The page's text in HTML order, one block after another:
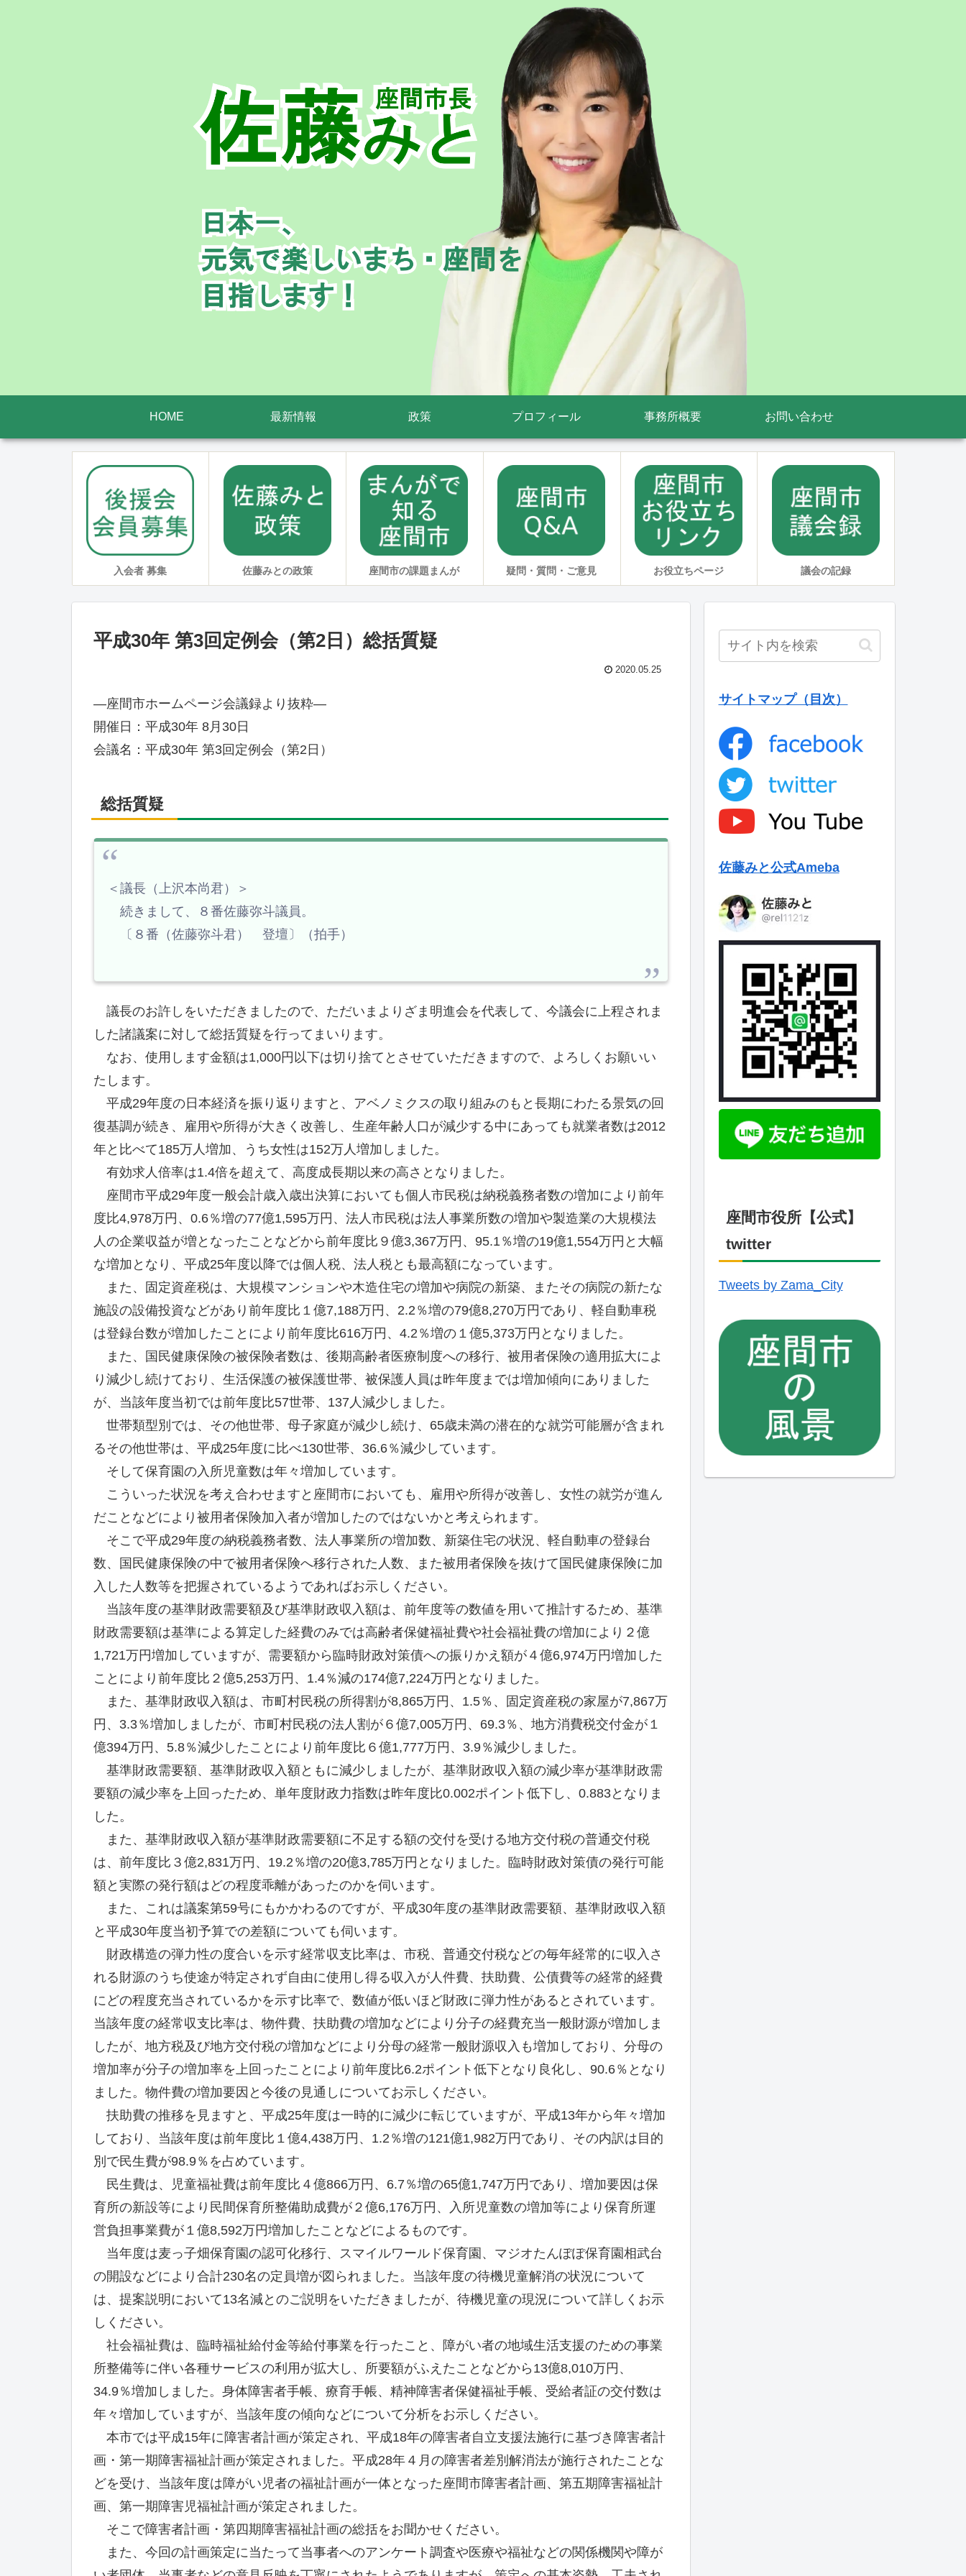
HOME 最新情報 政策 プロフィール 事務所概要 お問い合わせ
入会者 募集 佐藤みとの政策 座間市の課題まんが 疑問・質問・ご意見 お役立ちページ 議会の記録
平成30年 第3回定例会（第2日）総括質疑
2020.05.25
—座間市ホームページ会議録より抜粋—
開催日：平成30年 8月30日
会議名：平成30年 第3回定例会（第2日）
総括質疑
＜議長（上沢本尚君）＞
続きまして、８番佐藤弥斗議員。
〔８番（佐藤弥斗君） 登壇〕（拍手）
議長のお許しをいただきましたので、ただいまよりざま明進会を代表して、今議会に上程されま
した諸議案に対して総括質疑を行ってまいります。
なお、使用します金額は1,000円以下は切り捨てとさせていただきますので、よろしくお願いい
たします。
平成29年度の日本経済を振り返りますと、アベノミクスの取り組みのもと長期にわたる景気の回
復基調が続き、雇用や所得が大きく改善し、生産年齢人口が減少する中にあっても就業者数は2012
年と比べて185万人増加、うち女性は152万人増加しました。
有効求人倍率は1.4倍を超えて、高度成長期以来の高さとなりました。
座間市平成29年度一般会計歳入歳出決算においても個人市民税は納税義務者数の増加により前年
度比4,978万円、0.6％増の77億1,595万円、法人市民税は法人事業所数の増加や製造業の大規模法
人の企業収益が増となったことなどから前年度比９億3,367万円、95.1％増の19億1,554万円と大幅
な増加となり、平成25年度以降では個人税、法人税とも最高額になっています。
また、固定資産税は、大規模マンションや木造住宅の増加や病院の新築、またその病院の新たな
施設の設備投資などがあり前年度比１億7,188万円、2.2％増の79億8,270万円であり、軽自動車税
は登録台数が増加したことにより前年度比616万円、4.2％増の１億5,373万円となりました。
また、国民健康保険の被保険者数は、後期高齢者医療制度への移行、被用者保険の適用拡大によ
り減少し続けており、生活保護の被保護世帯、被保護人員は昨年度までは増加傾向にありました
が、当該年度当初では前年度比57世帯、137人減少しました。
世帯類型別では、その他世帯、母子家庭が減少し続け、65歳未満の潜在的な就労可能層が含まれ
るその他世帯は、平成25年度に比べ130世帯、36.6％減少しています。
そして保育園の入所児童数は年々増加しています。
こういった状況を考え合わせますと座間市においても、雇用や所得が改善し、女性の就労が進ん
だことなどにより被用者保険加入者が増加したのではないかと考えられます。
そこで平成29年度の納税義務者数、法人事業所の増加数、新築住宅の状況、軽自動車の登録台
数、国民健康保険の中で被用者保険へ移行された人数、また被用者保険を抜けて国民健康保険に加
入した人数等を把握されているようであればお示しください。
当該年度の基準財政需要額及び基準財政収入額は、前年度等の数値を用いて推計するため、基準
財政需要額は基準による算定した経費のみでは高齢者保健福祉費や社会福祉費の増加により２億
1,721万円増加していますが、需要額から臨時財政対策債への振りかえ額が４億6,974万円増加した
ことにより前年度比２億5,253万円、1.4％減の174億7,224万円となりました。
また、基準財政収入額は、市町村民税の所得割が8,865万円、1.5％、固定資産税の家屋が7,867万
円、3.3％増加しましたが、市町村民税の法人割が６億7,005万円、69.3％、地方消費税交付金が１
億394万円、5.8％減少したことにより前年度比６億1,777万円、3.9％減少しました。
基準財政需要額、基準財政収入額ともに減少しましたが、基準財政収入額の減少率が基準財政需
要額の減少率を上回ったため、単年度財政力指数は昨年度比0.002ポイント低下し、0.883となりま
した。
また、基準財政収入額が基準財政需要額に不足する額の交付を受ける地方交付税の普通交付税
は、前年度比３億2,831万円、19.2％増の20億3,785万円となりました。臨時財政対策債の発行可能
額と実際の発行額はどの程度乖離があったのかを伺います。
また、これは議案第59号にもかかわるのですが、平成30年度の基準財政需要額、基準財政収入額
と平成30年度当初予算での差額についても伺います。
財政構造の弾力性の度合いを示す経常収支比率は、市税、普通交付税などの毎年経常的に収入さ
れる財源のうち使途が特定されず自由に使用し得る収入が人件費、扶助費、公債費等の経常的経費
にどの程度充当されているかを示す比率で、数値が低いほど財政に弾力性があるとされています。
当該年度の経常収支比率は、物件費、扶助費の増加などにより分子の経費充当一般財源が増加しま
したが、地方税及び地方交付税の増加などにより分母の経常一般財源収入も増加しており、分母の
増加率が分子の増加率を上回ったことにより前年度比6.2ポイント低下となり良化し、90.6％となり
ました。物件費の増加要因と今後の見通しについてお示しください。
扶助費の推移を見ますと、平成25年度は一時的に減少に転じていますが、平成13年から年々増加
しており、当該年度は前年度比１億4,438万円、1.2％増の121億1,982万円であり、その内訳は目的
別で民生費が98.9％を占めています。
民生費は、児童福祉費は前年度比４億866万円、6.7％増の65億1,747万円であり、増加要因は保
育所の新設等により民間保育所整備助成費が２億6,176万円、入所児童数の増加等により保育所運
営負担事業費が１億8,592万円増加したことなどによるものです。
当年度は麦っ子畑保育園の認可化移行、スマイルワールド保育園、マジオたんぽぽ保育園相武台
の開設などにより合計230名の定員増が図られました。当該年度の待機児童解消の状況について
は、提案説明において13名減とのご説明をいただきましたが、待機児童の現況について詳しくお示
しください。
社会福祉費は、臨時福祉給付金等給付事業を行ったこと、障がい者の地域生活支援のための事業
所整備等に伴い各種サービスの利用が拡大し、所要額がふえたことなどから13億8,010万円、
34.9％増加しました。身体障害者手帳、療育手帳、精神障害者保健福祉手帳、受給者証の交付数は
年々増加していますが、当該年度の傾向などについて分析をお示しください。
本市では平成15年に障害者計画が策定され、平成18年の障害者自立支援法施行に基づき障害者計
画・第一期障害福祉計画が策定されました。平成28年４月の障害者差別解消法が施行されたことな
どを受け、当該年度は障がい児者の福祉計画が一体となった座間市障害者計画、第五期障害福祉計
画、第一期障害児福祉計画が策定されました。
そこで障害者計画・第四期障害福祉計画の総括をお聞かせください。
また、今回の計画策定に当たって当事者へのアンケート調査や医療や福祉などの関係機関や障が
サイトマップ（目次）
佐藤みと公式Ameba
座間市役所【公式】
twitter
Tweets by Zama_City